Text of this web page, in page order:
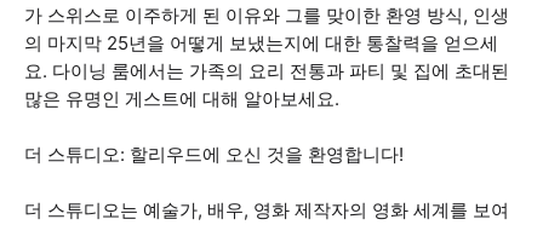
가 스위스로 이주하게 된 이유와 그를 맞이한 환영 방식, 인생
의 마지막 25년을 어떻게 보냈는지에 대한 통찰력을 얻으세
요. 다이닝 룸에서는 가족의 요리 전통과 파티 및 집에 초대된
많은 유명인 게스트에 대해 알아보세요.
더 스튜디오: 할리우드에 오신 것을 환영합니다!
더 스튜디오는 예술가, 배우, 영화 제작자의 영화 세계를 보여